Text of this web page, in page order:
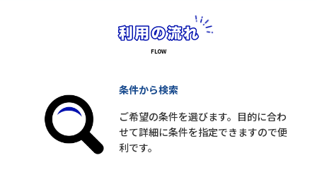
条件から検索
ご希望の条件を選びます。目的に合わ
せて詳細に条件を指定できますので便
利です。